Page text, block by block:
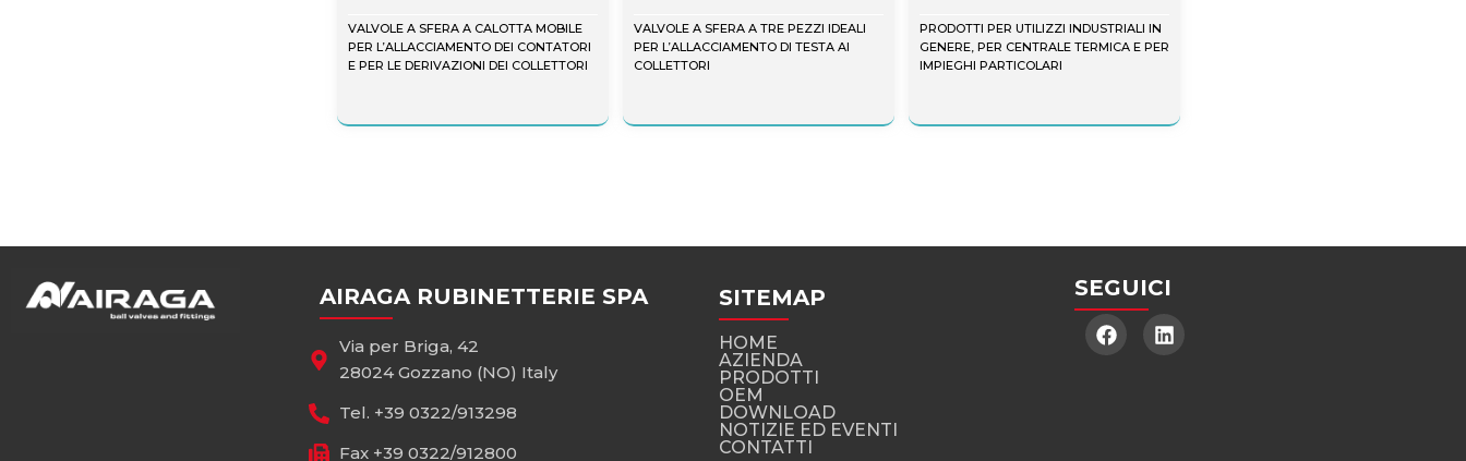
VALVOLE A SFERA A CALOTTA MOBILE
PER L’ALLACCIAMENTO DEI CONTATORI
E PER LE DERIVAZIONI DEI COLLETTORI
VALVOLE A SFERA A TRE PEZZI IDEALI
PER L’ALLACCIAMENTO DI TESTA AI
COLLETTORI
PRODOTTI PER UTILIZZI INDUSTRIALI IN
GENERE, PER CENTRALE TERMICA E PER
IMPIEGHI PARTICOLARI
AIRAGA RUBINETTERIE SPA
Via per Briga, 42
28024 Gozzano (NO) Italy
Tel. +39 0322/913298
Fax +39 0322/912800
SITEMAP
HOME
AZIENDA
PRODOTTI
OEM
DOWNLOAD
NOTIZIE ED EVENTI
CONTATTI
SEGUICI